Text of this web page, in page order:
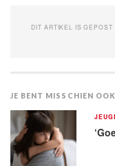
DIT ARTIKEL IS
JE BENT MISSCHIEN